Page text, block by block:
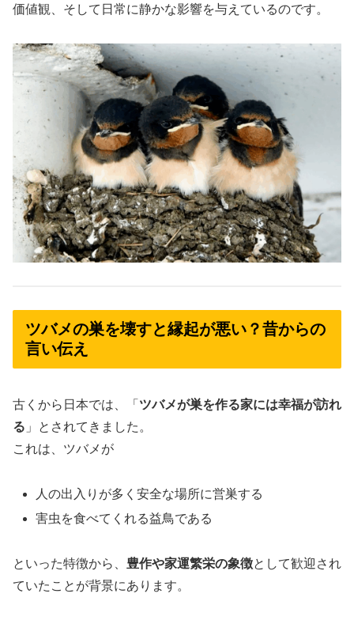
価値観、そして日常に静かな影響を与えているのです。
ツバメの巣を壊すと縁起が悪い？昔からの
言い伝え
古くから日本では、「 ツバメが巣を作る家には幸福が訪れ
る 」とされてきました。
これは、ツバメが
人の出入りが多く安全な場所に営巣する
害虫を食べてくれる益鳥である
といった特徴から、 豊作や家運繁栄の象徴として歓迎され
ていたことが背景にあります。